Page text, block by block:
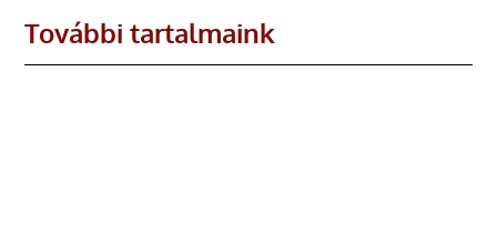
További tartalmaink